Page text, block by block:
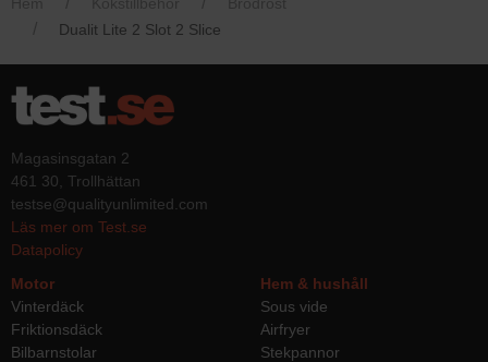
Dualit Lite 2 Slot 2 Slice
Magasinsgatan 2
461 30, Trollhättan
testse@qualityunlimited.com
Läs mer om Test.se
Datapolicy
Motor
Vinterdäck
Friktionsdäck
Bilbarnstolar
Hem & hushåll
Sous vide
Airfryer
Stekpannor